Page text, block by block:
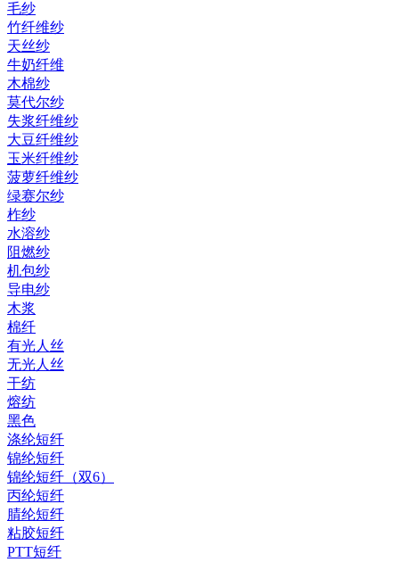
毛纱
竹纤维纱
天丝纱
牛奶纤维
木棉纱
莫代尔纱
失浆纤维纱
大豆纤维纱
玉米纤维纱
菠萝纤维纱
绿赛尔纱
柞纱
水溶纱
阻燃纱
机包纱
导电纱
木浆
棉纤
有光人丝
无光人丝
干纺
熔纺
黑色
涤纶短纤
锦纶短纤
锦纶短纤（双6）
丙纶短纤
腈纶短纤
粘胶短纤
PTT短纤